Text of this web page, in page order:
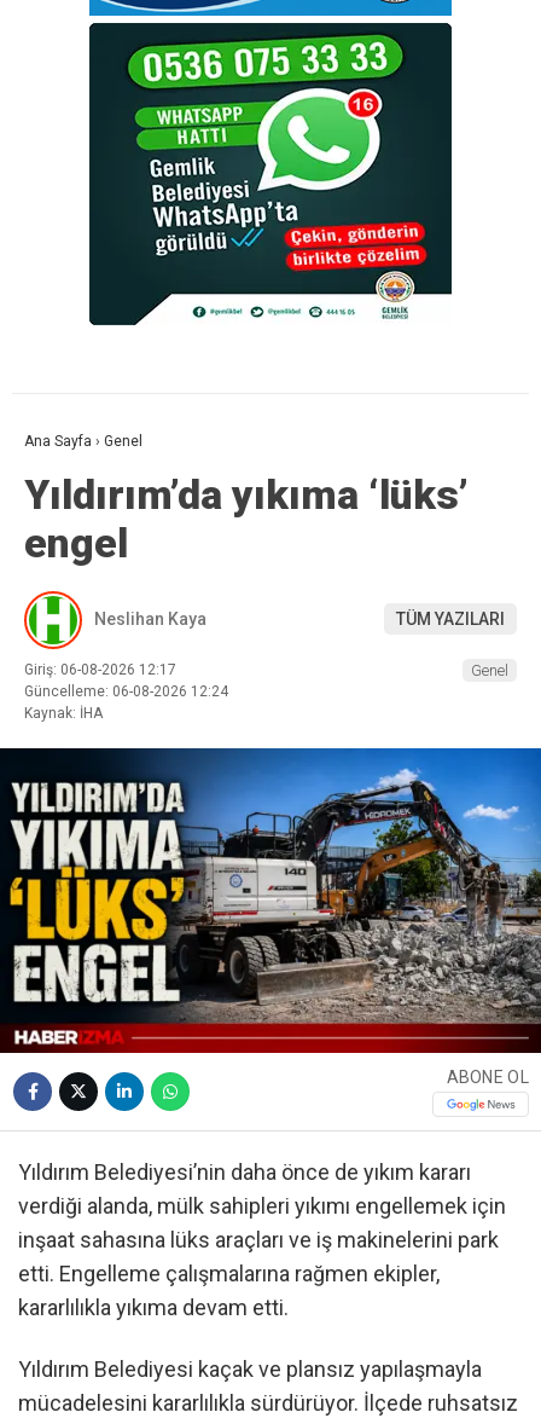
Ana Sayfa › Genel
Yıldırım’da yıkıma ‘lüks’
engel
Neslihan Kaya TÜM YAZILARI
Giriş: 06-08-2026 12:17
Güncelleme: 06-08-2026 12:24
Kaynak: İHA
Genel
ABONE OL
Yıldırım Belediyesi’nin daha önce de yıkım kararı
verdiği alanda, mülk sahipleri yıkımı engellemek için
inşaat sahasına lüks araçları ve iş makinelerini park
etti. Engelleme çalışmalarına rağmen ekipler,
kararlılıkla yıkıma devam etti.
Yıldırım Belediyesi kaçak ve plansız yapılaşmayla
mücadelesini kararlılıkla sürdürüyor. İlçede ruhsatsız